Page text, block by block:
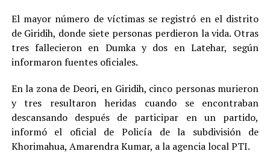
El mayor número de víctimas se registró en el distrito
de Giridih, donde siete personas perdieron la vida. Otras
tres fallecieron en Dumka y dos en Latehar, según
informaron fuentes oficiales.
En la zona de Deori, en Giridih, cinco personas murieron
y tres resultaron heridas cuando se encontraban
descansando después de participar en un partido,
informó el oficial de Policía de la subdivisión de
Khorimahua, Amarendra Kumar, a la agencia local PTI.